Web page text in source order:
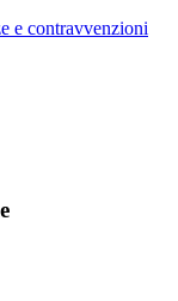
e contravvenzioni